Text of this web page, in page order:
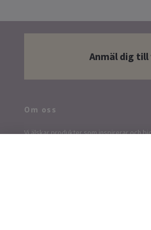
Anmäl dig
Om oss
Vi älskar produkter som inspirerar och